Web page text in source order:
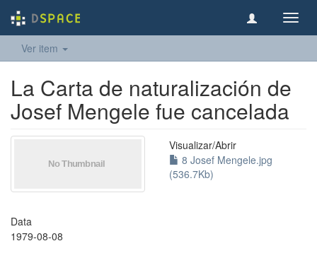
Ver item
La Carta de naturalización de
Josef Mengele fue cancelada
Visualizar/Abrir
8 Josef Mengele.jpg
(536.7Kb)
Data
1979-08-08